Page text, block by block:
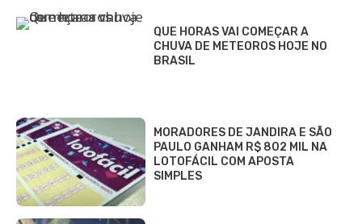
QUE HORAS VAI COMEÇAR A
CHUVA DE METEOROS HOJE NO
BRASIL
MORADORES DE JANDIRA E SÃO
PAULO GANHAM R$ 802 MIL NA
LOTOFÁCIL COM APOSTA
SIMPLES